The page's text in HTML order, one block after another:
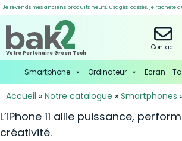
Je revends mes anciens produits neufs, usagés, cassés, je
Votre Partenaire Green Tech
Contact
Smartphone Ordinateur Ecran
Accueil » Notre catalogue » Smartphones
L’iPhone 11 allie puissance,
créativité.